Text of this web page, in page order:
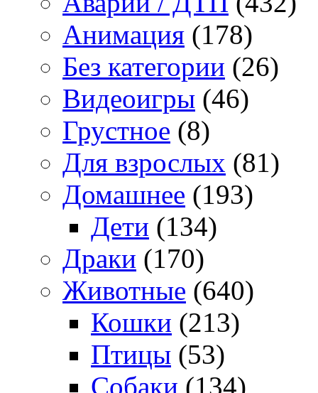
Анимация (178)
Без категории (26)
Видеоигры (46)
Грустное (8)
Для взрослых (81)
Домашнее (193)
Дети (134)
Драки (170)
Животные (640)
Кошки (213)
Птицы (53)
Собаки (134)